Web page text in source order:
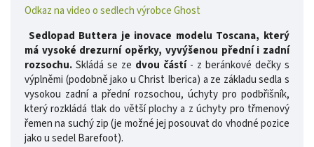
Odkaz na video o sedlech výrobce Ghost
Sedlopad Buttera je inovace modelu Toscana, který
má vysoké drezurní opěrky, vyvýšenou přední i zadní
rozsochu. Skládá se ze dvou částí- z beránkové dečky s
výplněmi (podobně jako u Christ Iberica) a ze základu sedla s
vysokou zadní a přední rozsochou, úchyty pro podbřišník,
který rozkládá tlak do větší plochy a z úchyty pro třmenový
řemen na suchý zip (je možné jej posouvat do vhodné pozice
jako u sedel Barefoot).